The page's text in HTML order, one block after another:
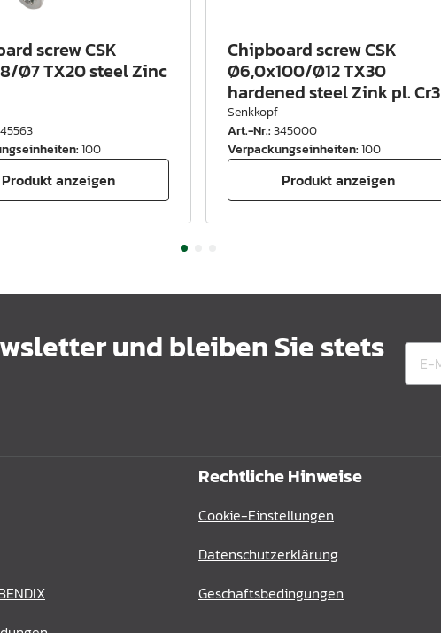
screw CSK
Ø7 TX20 steel Zinc
:100
Produkt anzeigen
Chipboard screw CSK
Ø6,0x100/Ø12 TX30
hardened steel Zink pl. Cr3
Senkkopf
Art.-Nr.:345000
Verpackungseinheiten:100
Produkt anzeigen
und bleiben Sie stets
Rechtliche Hinweise
Cookie-Einstellungen
Datenschutzerklärung
Geschaftsbedingungen